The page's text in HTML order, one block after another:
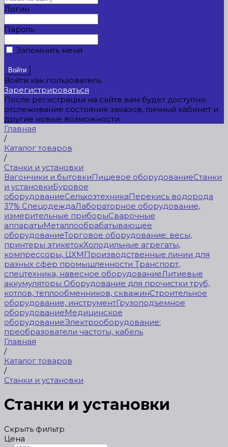
Логин
Пароль
Запомнить меня
Войти как пользователь
Зарегистрироваться
После регистрации на сайте вам будет доступно
отслеживание состояния заказов, личный кабинет и
другие новые возможности
Главная
/
Каталог товаров
/
Станки и установки
Вагончики и бытовкиПищевое оборудованиеСтанки
и установкиБуровое
оборудованиеСельхозтехникаПерекись водорода
37% СпецодеждаЛабораторное оборудование,
измерительные приборыСварочные
аппаратыМеталлообрабатывающее
оборудованиеТорговое оборудование: весы,
принтеры этикетокХолодильные агрегаты,
компрессоры, ЦХМ Производственные линии для
разных сфер промышленности Транспорт,
спецтехника, навесное оборудованиеЛитиевые
аккумуляторы Оборудование для прочистки труб,
котлов, теплообменников, скважинСтроительное
оборудование, инструментГрузоподъемное
оборудованиеМедицинское
оборудованиеЭлектрооборудование:
преобразователи частоты, кабель
Главная
/
Каталог товаров
/
Станки и установки
Станки и установки
Скрыть фильтр
Цена